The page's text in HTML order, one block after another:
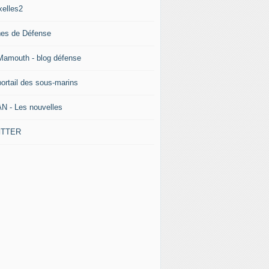
de Défense
- blog défense
des sous-marins
- Les nouvelles